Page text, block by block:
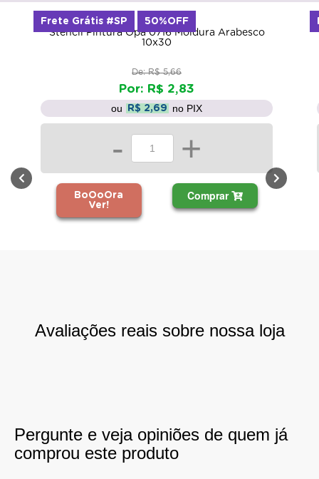
Stencil Pintura Opa 0716 Moldura Arabesco
10x30
De: R$ 5,66
Por: R$ 2,83
ou R$ 2,69 no PIX
- +
BoOoOra
Ver!
Comprar
Frete Grátis #SP 50%OFF
Avaliações reais sobre nossa loja
Pergunte e veja opiniões de quem já
comprou este produto